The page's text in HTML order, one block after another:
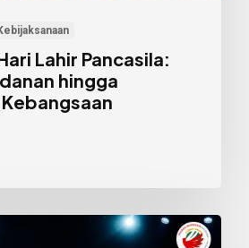
Lahir Pancasila:
hingga